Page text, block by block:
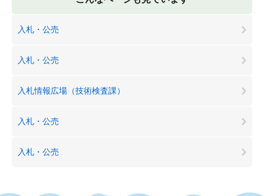
入札・公売
入札・公売
入札情報広場（技術検査課）
入札・公売
入札・公売